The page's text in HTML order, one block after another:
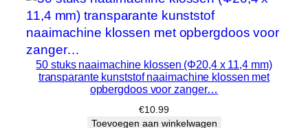
50 stuks naaimachine klossen (Φ20,4 x 11,4 mm)
transparante kunststof naaimachine klossen met
opbergdoos voor zanger…
€10.99
Toevoegen aan winkelwagen